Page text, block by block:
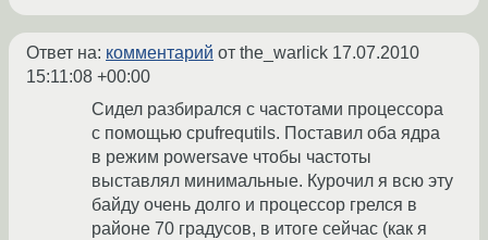
Ответ на: комментарий от the_warlick 17.07.2010
15:11:08 +00:00
Сидел разбирался с частотами процессора
с помощью cpufrequtils. Поставил оба ядра
в режим powersave чтобы частоты
выставлял минимальные. Курочил я всю эту
байду очень долго и процессор грелся в
районе 70 градусов, в итоге сейчас (как я